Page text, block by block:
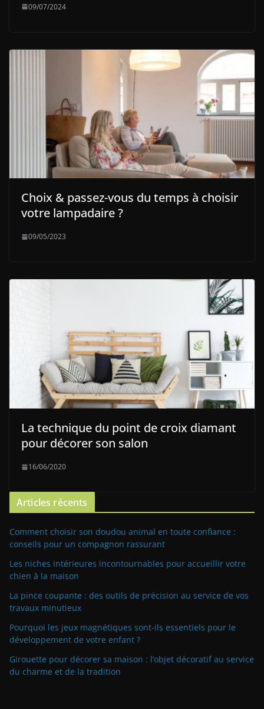
09/07/2024
Choix & passez-vous du temps à choisir
votre lampadaire ?
09/05/2023
La technique du point de croix diamant
pour décorer son salon
16/06/2020
Articles récents
Comment choisir son doudou animal en toute confiance :
conseils pour un compagnon rassurant
Les niches intérieures incontournables pour accueillir votre
chien à la maison
La pince coupante : des outils de précision au service de vos
travaux minutieux
Pourquoi les jeux magnétiques sont-ils essentiels pour le
développement de votre enfant ?
Girouette pour décorer sa maison : l’objet décoratif au service
du charme et de la tradition